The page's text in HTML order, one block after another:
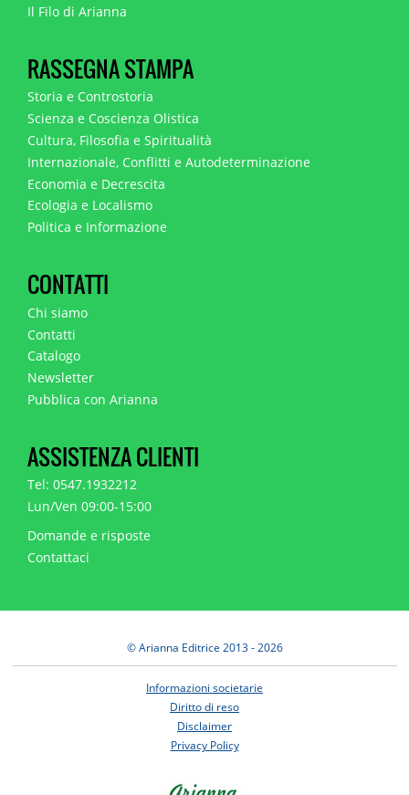
Il Filo di Arianna
RASSEGNA STAMPA
Storia e Controstoria
Scienza e Coscienza Olistica
Cultura, Filosofia e Spiritualità
Internazionale, Conflitti e Autodeterminazione
Economia e Decrescita
Ecologia e Localismo
Politica e Informazione
CONTATTI
Chi siamo
Contatti
Catalogo
Newsletter
Pubblica con Arianna
ASSISTENZA CLIENTI
Tel: 0547.1932212
Lun/Ven 09:00-15:00
Domande e risposte
Contattaci
© Arianna Editrice 2013 - 2026
Informazioni societarie
Diritto di reso
Disclaimer
Privacy Policy